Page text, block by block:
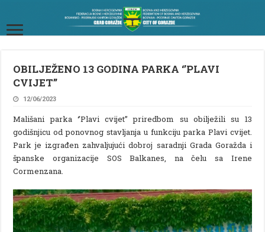
OBILJEŽENO 13 GODINA PARKA ‘’PLAVI
CVIJET’’
12/06/2023
Mališani parka ‘’Plavi cvijet’’ priredbom su obilježili su 13
godišnjicu od ponovnog stavljanja u funkciju parka Plavi cvijet.
Park je izgrađen zahvaljujući dobroj saradnji Grada Goražda i
španske organizacije SOS Balkanes, na čelu sa Irene
Cormenzana.